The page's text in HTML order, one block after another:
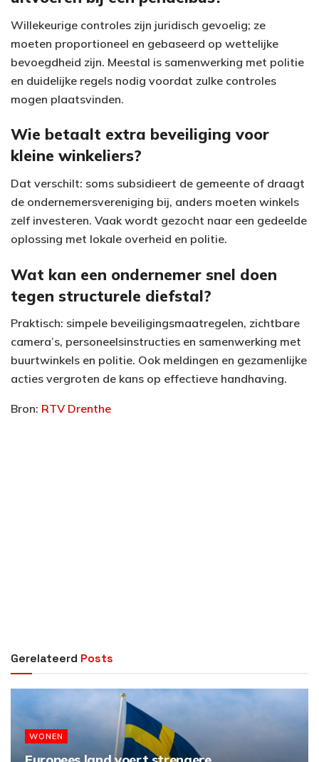
Willekeurige controles zijn juridisch gevoelig; ze
moeten proportioneel en gebaseerd op wettelijke
bevoegdheid zijn. Meestal is samenwerking met politie
en duidelijke regels nodig voordat zulke controles
mogen plaatsvinden.
Wie betaalt extra beveiliging voor
kleine winkeliers?
Dat verschilt: soms subsidieert de gemeente of draagt
de ondernemersvereniging bij, anders moeten winkels
zelf investeren. Vaak wordt gezocht naar een gedeelde
oplossing met lokale overheid en politie.
Wat kan een ondernemer snel doen
tegen structurele diefstal?
Praktisch: simpele beveiligingsmaatregelen, zichtbare
camera’s, personeelsinstructies en samenwerking met
buurtwinkels en politie. Ook meldingen en gezamenlijke
acties vergroten de kans op effectieve handhaving.
Bron: RTV Drenthe
Gerelateerd Posts
WONEN